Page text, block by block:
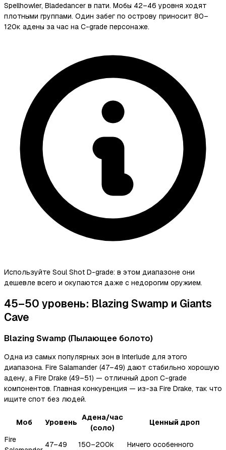
Spellhowler, Bladedancer в пати. Мобы 42–46 уровня ходят
плотными группами. Один забег по острову приносит 80–
120к адены за час на C-grade персонаже.
Используйте Soul Shot D-grade: в этом диапазоне они
дешевле всего и окупаются даже с недорогим оружием.
45–50 уровень: Blazing Swamp и Giants
Cave
Blazing Swamp (Пылающее болото)
Одна из самых популярных зон в Interlude для этого
диапазона. Fire Salamander (47–49) дают стабильно хорошую
адену, а Fire Drake (49–51) — отличный дроп C-grade
компонентов. Главная конкуренция — из-за Fire Drake, так что
ищите спот без людей.
Моб Уровень
Адена/час
(соло)
Ценный дроп
Fire
47–49 150–200k Ничего особенного